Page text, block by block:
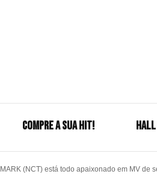
COMPRE A SUA HIT!
MARK (NCT) está todo apaixonado em MV de